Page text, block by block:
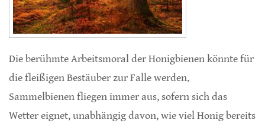
Die berühmte Arbeitsmoral der Honigbienen könnte für
die fleißigen Bestäuber zur Falle werden.
Sammelbienen fliegen immer aus, sofern sich das
Wetter eignet, unabhängig davon, wie viel Honig bereits